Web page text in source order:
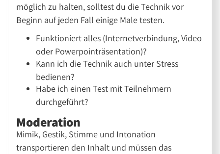
möglich zu halten, solltest du die Technik vor
Beginn auf jeden Fall einige Male testen.
Funktioniert alles (Internetverbindung, Video
oder Powerpointräsentation)?
Kann ich die Technik auch unter Stress
bedienen?
Habe ich einen Test mit Teilnehmern
durchgeführt?
Moderation
Mimik, Gestik, Stimme und Intonation
transportieren den Inhalt und müssen das